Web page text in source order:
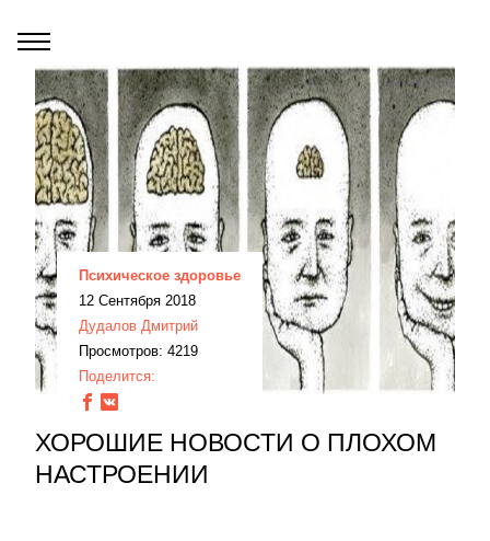
Психическое здоровье
12 Сентября 2018
Дудалов Дмитрий
Просмотров: 4219
Поделится:
ХОРОШИЕ НОВОСТИ О ПЛОХОМ
НАСТРОЕНИИ